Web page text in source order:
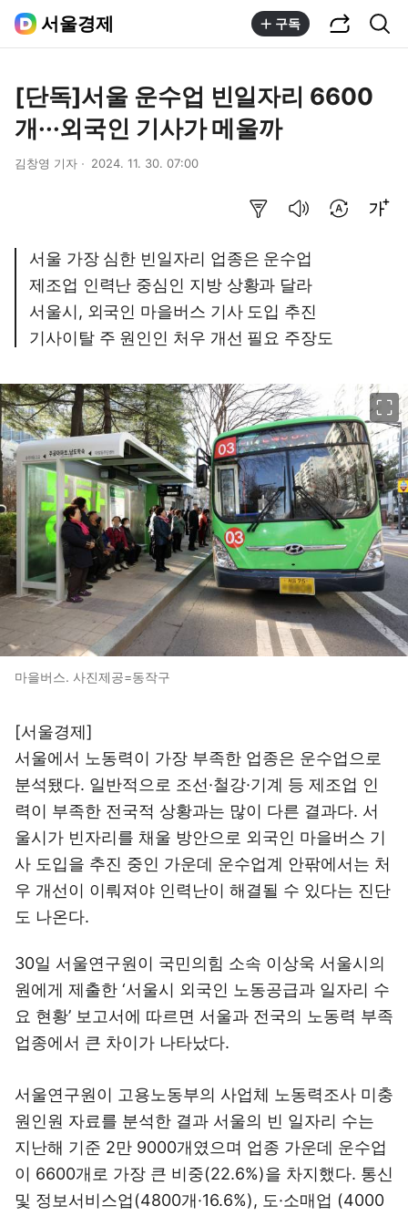
서울경제 구독
[단독]서울 운수업 빈일자리 6600
개···외국인 기사가 메울까
김창영 기자 2024. 11. 30. 07:00
서울 가장 심한 빈일자리 업종은 운수업
제조업 인력난 중심인 지방 상황과 달라
서울시, 외국인 마을버스 기사 도입 추진
기사이탈 주 원인인 처우 개선 필요 주장도
마을버스. 사진제공=동작구
[서울경제]
서울에서 노동력이 가장 부족한 업종은 운수업으로
분석됐다. 일반적으로 조선·철강·기계 등 제조업 인
력이 부족한 전국적 상황과는 많이 다른 결과다. 서
울시가 빈자리를 채울 방안으로 외국인 마을버스 기
사 도입을 추진 중인 가운데 운수업계 안팎에서는 처
우 개선이 이뤄져야 인력난이 해결될 수 있다는 진단
도 나온다.
30일 서울연구원이 국민의힘 소속 이상욱 서울시의
원에게 제출한 ‘서울시 외국인 노동공급과 일자리 수
요 현황’ 보고서에 따르면 서울과 전국의 노동력 부족
업종에서 큰 차이가 나타났다.
서울연구원이 고용노동부의 사업체 노동력조사 미충
원인원 자료를 분석한 결과 서울의 빈 일자리 수는
지난해 기준 2만 9000개였으며 업종 가운데 운수업
이 6600개로 가장 큰 비중(22.6%)을 차지했다. 통신
및 정보서비스업(4800개·16.6%), 도·소매업 (4000